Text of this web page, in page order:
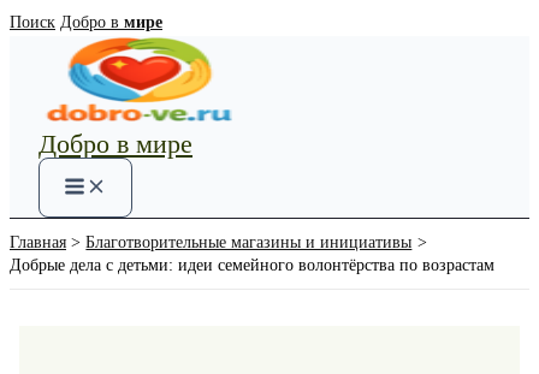
Перейти
содержимому
Поиск Добро в мире
Добро в мире
Main
Menu
Главная
Благотворительные магазины и инициативы
Добрые дела с детьми: идеи семейного волонтёрства по возрастам